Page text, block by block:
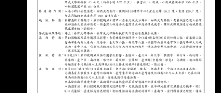
小 港：https://reurl.cc/lx2mQ
【追蹤班機】https://reurl.cc/m3R5Y1 【未來天
氣】請移駕telnet://ptt2.cc的weath